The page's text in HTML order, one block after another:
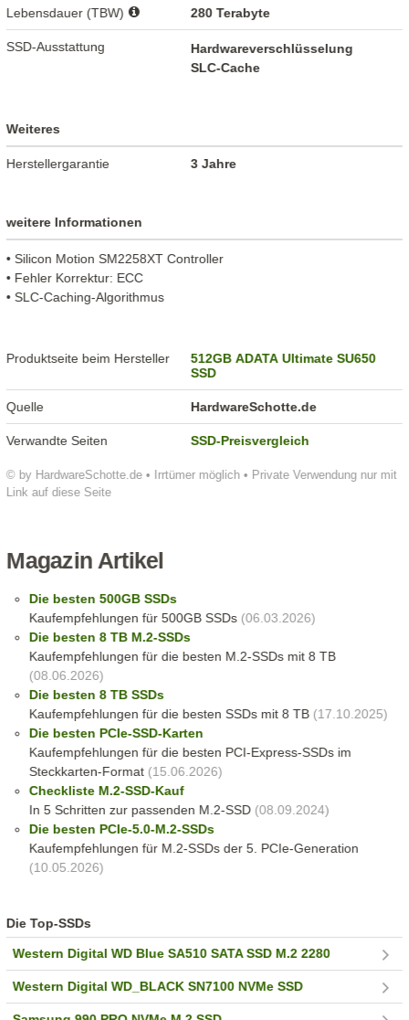
© by HardwareSchotte.de • Irrtümer möglich • Private Verwendung nur mit
Link auf diese Seite
Lebensdauer (TBW) 280 Terabyte
SSD-Ausstattung
Hardwareverschlüsselung
SLC-Cache
Weiteres
Herstellergarantie 3 Jahre
weitere Informationen
• Silicon Motion SM2258XT Controller
• Fehler Korrektur: ECC
• SLC-Caching-Algorithmus
Produktseite beim Hersteller
512GB ADATA Ultimate SU650
SSD
Quelle HardwareSchotte.de
Verwandte Seiten SSD-Preisvergleich
Magazin Artikel
Die besten 500GB SSDs
Kaufempfehlungen für 500GB SSDs(06.03.2026)
Die besten 8 TB M.2-SSDs
Kaufempfehlungen für die besten M.2-SSDs mit 8 TB
(08.06.2026)
Die besten 8 TB SSDs
Kaufempfehlungen für die besten SSDs mit 8 TB(17.10.2025)
Die besten PCIe-SSD-Karten
Kaufempfehlungen für die besten PCI-Express-SSDs im
Steckkarten-Format(15.06.2026)
Checkliste M.2-SSD-Kauf
In 5 Schritten zur passenden M.2-SSD(08.09.2024)
Die besten PCIe-5.0-M.2-SSDs
Kaufempfehlungen für M.2-SSDs der 5. PCIe-Generation
(10.05.2026)
Die Top-SSDs
Western Digital WD Blue SA510 SATA SSD M.2 2280
Western Digital WD_BLACK SN7100 NVMe SSD